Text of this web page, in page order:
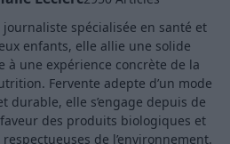
spécialisée en santé et
enfants, elle allie une solide
à une expérience concrète de la
Fervente adepte d’un mode
durable, elle s’engage depuis de
des produits biologiques et
de l’environnement.